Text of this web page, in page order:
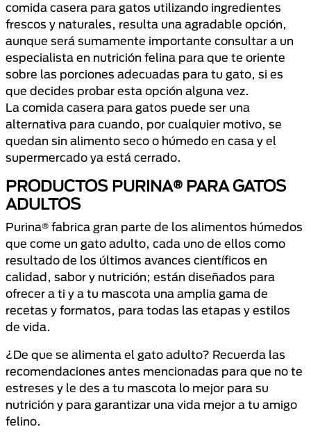
comida casera para gatos utilizando ingredientes
frescos y naturales, resulta una agradable opción,
aunque será sumamente importante consultar a un
especialista en nutrición felina para que te oriente
sobre las porciones adecuadas para tu gato, si es
que decides probar esta opción alguna vez.
La comida casera para gatos puede ser una
alternativa para cuando, por cualquier motivo, se
quedan sin alimento seco o húmedo en casa y el
supermercado ya está cerrado.
PRODUCTOS PURINA® PARA GATOS
ADULTOS
Purina® fabrica gran parte de los alimentos húmedos
que come un gato adulto, cada uno de ellos como
resultado de los últimos avances científicos en
calidad, sabor y nutrición; están diseñados para
ofrecer a ti y a tu mascota una amplia gama de
recetas y formatos, para todas las etapas y estilos
de vida.
¿De que se alimenta el gato adulto? Recuerda las
recomendaciones antes mencionadas para que no te
estreses y le des a tu mascota lo mejor para su
nutrición y para garantizar una vida mejor a tu amigo
felino.